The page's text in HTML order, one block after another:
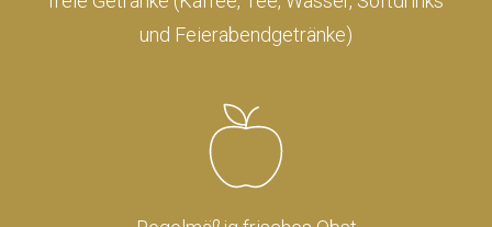
und Feierabendgetränke)